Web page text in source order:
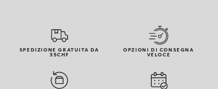
SPEDIZIONE GRATUITA DA
35CHF
OPZIONI DI CONSEGNA
VELOCE